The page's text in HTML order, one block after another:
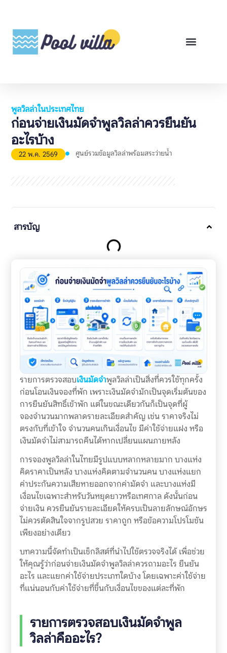
พูลวิลล่าในประเทศไทย
ก่อนจ่ายเงินมัดจำพูลวิลล่าควรยืนยัน
อะไรบ้าง
22 พ.ค. 2569 ศูนย์รวมข้อมูลวิลล่าพร้อมสระว่ายน้ำ
สารบัญ
รายการตรวจสอบเงินมัดจำพูลวิลล่าเป็นสิ่งที่ควรใช้ทุกครั้ง
ก่อนโอนเงินจองที่พัก เพราะเงินมัดจำมักเป็นจุดเริ่มต้นของ
การยืนยันสิทธิ์เข้าพัก แต่ในขณะเดียวกันก็เป็นจุดที่ผู้
จองจำนวนมากพลาดรายละเอียดสำคัญ เช่น ราคาจริงไม่
ตรงกับที่เข้าใจ จำนวนคนเกินเงื่อนไข มีค่าใช้จ่ายแฝง หรือ
เงินมัดจำไม่สามารถคืนได้หากเปลี่ยนแผนภายหลัง
การจองพูลวิลล่าในไทยมีรูปแบบหลากหลายมาก บางแห่ง
คิดราคาเป็นหลัง บางแห่งคิดตามจำนวนคน บางแห่งแยก
ค่าประกันความเสียหายออกจากค่ามัดจำ และบางแห่งมี
เงื่อนไขเฉพาะสำหรับวันหยุดยาวหรือเทศกาล ดังนั้นก่อน
จ่ายเงิน ควรยืนยันรายละเอียดให้ครบเป็นลายลักษณ์อักษร
ไม่ควรตัดสินใจจากรูปสวย ราคาถูก หรือข้อความโปรโมชัน
เพียงอย่างเดียว
บทความนี้จัดทำเป็นเช็กลิสต์ที่นำไปใช้ตรวจจริงได้ เพื่อช่วย
ให้คุณรู้ว่าก่อนจ่ายเงินมัดจำพูลวิลล่าควรถามอะไร ยืนยัน
อะไร และแยกค่าใช้จ่ายประเภทใดบ้าง โดยเฉพาะค่าใช้จ่าย
ที่แน่นอนกับค่าใช้จ่ายที่ขึ้นกับเงื่อนไขของแต่ละที่พัก
รายการตรวจสอบเงินมัดจำพูล
วิลล่าคืออะไร?